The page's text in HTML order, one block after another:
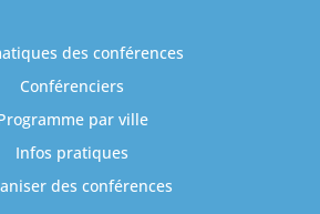
des conférences
Conférenciers
par ville
Infos pratiques
des conférences